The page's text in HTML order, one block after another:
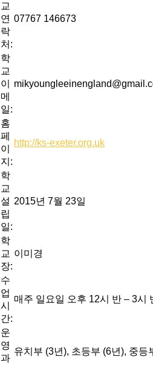
교
연
락
처:
07767 146673
학
교
이
메
일:
홈
페
이
지:
http://ks-exeter.org.uk
학
교
설
립
일:
2015년 7월 23일
학
교
장:
이미경
수
업
시
간:
매주 일요일 오후 12시 반 – 3시
운
영
과
유치부 (3년), 초등부 (6년), 중등